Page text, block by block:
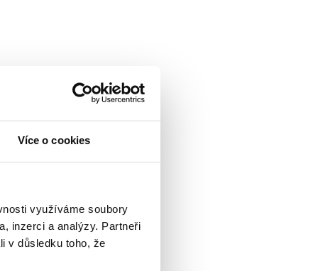
Více o cookies
využíváme soubory
inzerci a analýzy. Partneři
v důsledku toho, že